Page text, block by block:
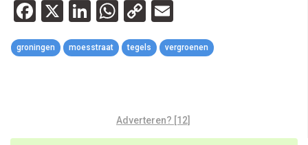
Facebook
X LinkedIn
WhatsApp
Copy
Link
groningen moesstraat tegels vergroenen
Adverteren? [12]